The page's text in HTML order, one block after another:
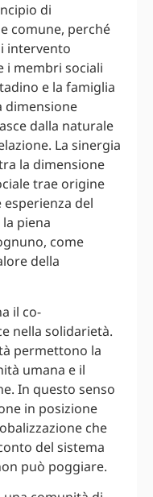
di
comune, perché
intervento
i membri sociali
e la famiglia
dimensione
dalla naturale
La sinergia
la dimensione
trae origine
esperienza del
piena
come
della
il co-
nella solidarietà.
permettono la
umana e il
In questo senso
in posizione
che
del sistema
può poggiare.